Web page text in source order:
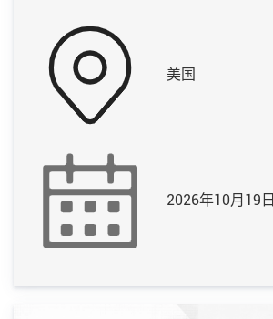
美国
2026年10月19日